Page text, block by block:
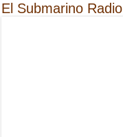
El Submarino Radio